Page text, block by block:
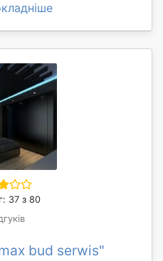
37 з 80
bud serwis"